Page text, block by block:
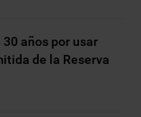
años por usar
de la Reserva